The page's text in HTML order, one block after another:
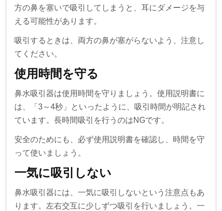
方の鼻を塞いで吸引してしまうと、耳にダメージを与
える可能性があります。
吸引するときは、両方の鼻が塞がらないよう、注意し
てください。
使用時間を守る
鼻水吸引器は使用時間を守りましょう。使用説明書に
は、「3～4秒」といったように、吸引時間が明記され
ています。長時間吸引を行うのはNGです。
安全のためにも、必ず使用説明書を確認し、時間を守
って使いましょう。
一気に吸引しない
鼻水吸引器には、一気に吸引しないという注意点もあ
ります。左右交互に少しずつ吸引を行いましょう。一